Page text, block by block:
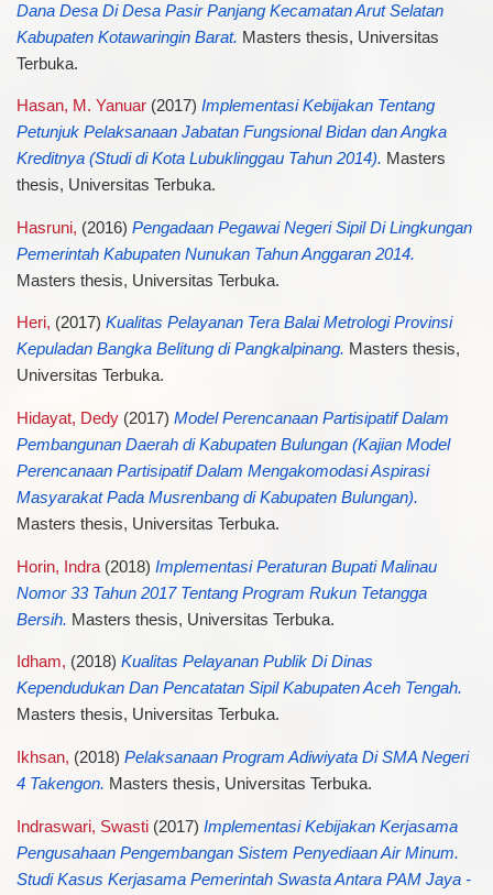
Dana Desa Di Desa Pasir Panjang Kecamatan Arut Selatan
Kabupaten Kotawaringin Barat. Masters thesis, Universitas
Terbuka.
Hasan, M. Yanuar(2017) Implementasi Kebijakan Tentang
Petunjuk Pelaksanaan Jabatan Fungsional Bidan dan Angka
Kreditnya (Studi di Kota Lubuklinggau Tahun 2014). Masters
thesis, Universitas Terbuka.
Hasruni, (2016) Pengadaan Pegawai Negeri Sipil Di Lingkungan
Pemerintah Kabupaten Nunukan Tahun Anggaran 2014.
Masters thesis, Universitas Terbuka.
Heri, (2017) Kualitas Pelayanan Tera Balai Metrologi Provinsi
Kepuladan Bangka Belitung di Pangkalpinang. Masters thesis,
Universitas Terbuka.
Hidayat, Dedy(2017) Model Perencanaan Partisipatif Dalam
Pembangunan Daerah di Kabupaten Bulungan (Kajian Model
Perencanaan Partisipatif Dalam Mengakomodasi Aspirasi
Masyarakat Pada Musrenbang di Kabupaten Bulungan).
Masters thesis, Universitas Terbuka.
Horin, Indra(2018) Implementasi Peraturan Bupati Malinau
Nomor 33 Tahun 2017 Tentang Program Rukun Tetangga
Bersih. Masters thesis, Universitas Terbuka.
Idham, (2018) Kualitas Pelayanan Publik Di Dinas
Kependudukan Dan Pencatatan Sipil Kabupaten Aceh Tengah.
Masters thesis, Universitas Terbuka.
Ikhsan, (2018) Pelaksanaan Program Adiwiyata Di SMA Negeri
4 Takengon. Masters thesis, Universitas Terbuka.
Indraswari, Swasti(2017) Implementasi Kebijakan Kerjasama
Pengusahaan Pengembangan Sistem Penyediaan Air Minum.
Studi Kasus Kerjasama Pemerintah Swasta Antara PAM Jaya -